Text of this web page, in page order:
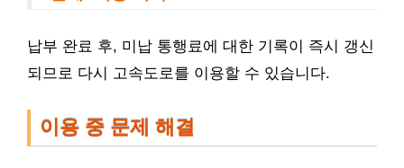
납부 완료 후, 미납 통행료에 대한 기록이 즉시 갱신
되므로 다시 고속도로를 이용할 수 있습니다.
이용 중 문제 해결